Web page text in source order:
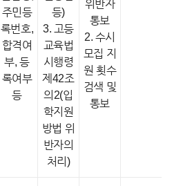
주민등
록번호,
합격여
부, 등
록여부
등
등)
3. 고등
교육법
시행령
제42조
의2(입
학지원
방법 위
반자의
처리)
위반자
통보
2. 수시
모집 지
원 횟수
검색 및
통보